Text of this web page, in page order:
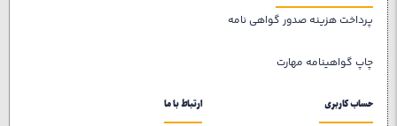
پرداخت هزینه صدور گواهی نامه
چاپ گواهینامه مهارت
حساب کاربری ارتباط با ما